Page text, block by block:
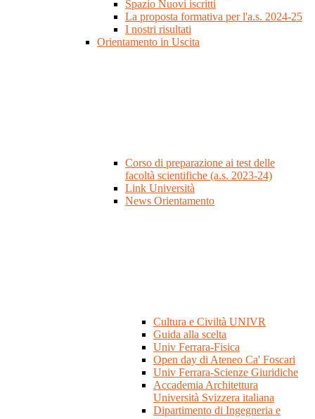
Spazio Nuovi iscritti
La proposta formativa per l'a.s. 2024-25
I nostri risultati
Orientamento in Uscita
Corso di preparazione ai test delle
facoltà scientifiche (a.s. 2023-24)
Link Università
News Orientamento
Cultura e Civiltà UNIVR
Guida alla scelta
Univ Ferrara-Fisica
Open day di Ateneo Ca' Foscari
Univ Ferrara-Scienze Giuridiche
Accademia Architettura
Università Svizzera italiana
Dipartimento di Ingegneria e